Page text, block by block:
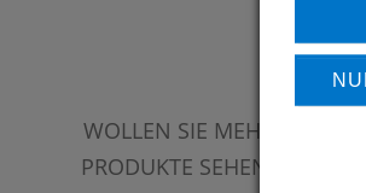
WOLLEN SIE MEHR
PRODUKTE SEHEN?